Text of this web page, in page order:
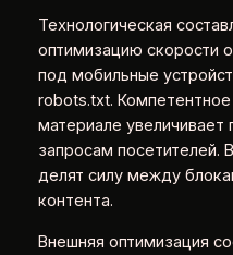
Технологическая
оптимизацию скорости
под мобильные
robots.txt.
материале увеличивает
запросам посетителей.
делят силу между
контента.
Внешняя оптимизация